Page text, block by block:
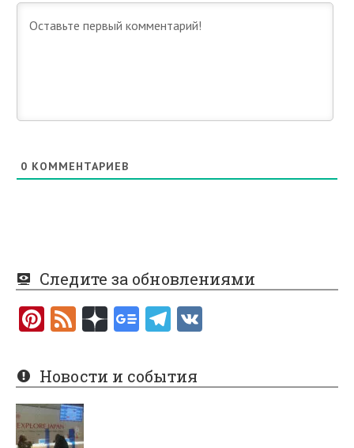
0 КОММЕНТАРИЕВ
Следите за обновлениями
Pi
er
es
t
F
e
d
Новости и события